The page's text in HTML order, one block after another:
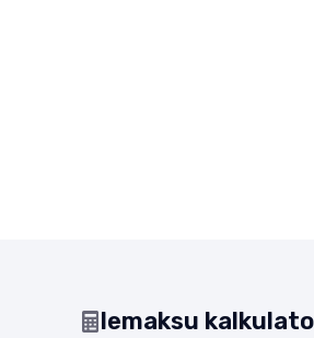
Iemaksu